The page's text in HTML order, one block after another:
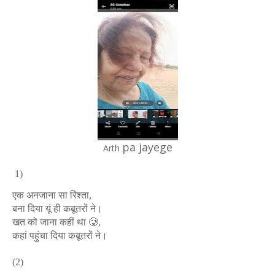
Arth pa jayege
1)
एक अनजाना सा रिश्ता,
बना दिया यूं ही कबूतरों ने।
खत को जाना कहीं था 🥲,
कहां पहुंचा दिया कबूतरों ने।
(2)